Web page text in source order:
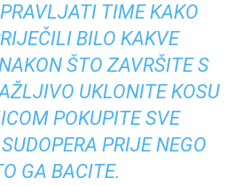
TIME KAKO
BILO KAKVE
ŠTO ZAVRŠITE S
UKLONITE KOSU
POKUPITE SVE
PRIJE NEGO
GA BACITE.